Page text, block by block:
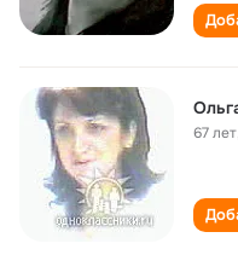
67 лет